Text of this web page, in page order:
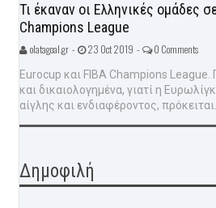
Τι έκαναν οι Ελληνικές ομάδες
Champions League
olatagoal.gr - 23 Oct 2019 - 0 Comments
Eurocup και FIBA Champions League.
και δικαιολογημένα, γιατί η
αίγλης και ενδιαφέροντος, πρόκειται...
Δημοφιλή